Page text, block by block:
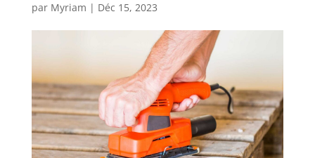
par Myriam | Déc 15, 2023